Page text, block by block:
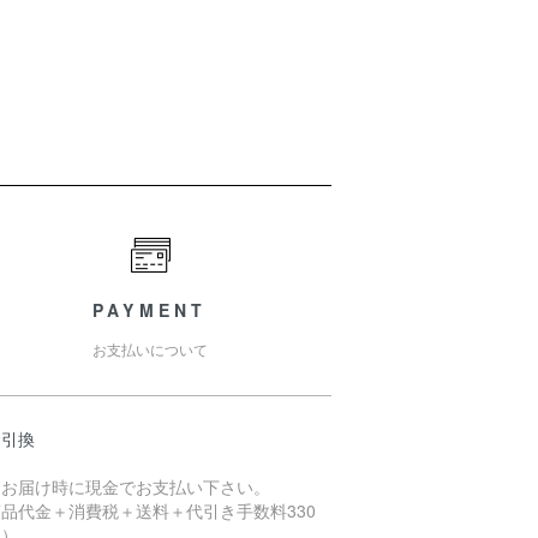
PAYMENT
お支払いについて
換
届け時に現金でお支払い下さい。
品代金＋消費税＋送料＋代引き手数料330